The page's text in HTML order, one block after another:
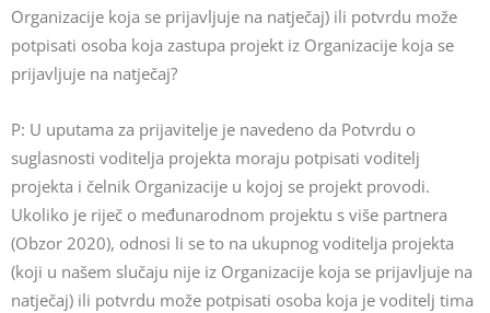
Organizacije koja se prijavljuje na natječaj) ili potvrdu može
potpisati osoba koja zastupa projekt iz Organizacije koja se
prijavljuje na natječaj?
P: U uputama za prijavitelje je navedeno da Potvrdu o
suglasnosti voditelja projekta moraju potpisati voditelj
projekta i čelnik Organizacije u kojoj se projekt provodi.
Ukoliko je riječ o međunarodnom projektu s više partnera
(Obzor 2020), odnosi li se to na ukupnog voditelja projekta
(koji u našem slučaju nije iz Organizacije koja se prijavljuje na
natječaj) ili potvrdu može potpisati osoba koja je voditelj tima